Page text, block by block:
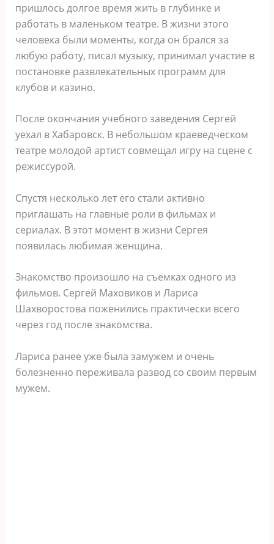
пришлось долгое время жить в глубинке и
работать в маленьком театре. В жизни этого
человека были моменты, когда он брался за
любую работу, писал музыку, принимал участие в
постановке развлекательных программ для
клубов и казино.
После окончания учебного заведения Сергей
уехал в Хабаровск. В небольшом краеведческом
театре молодой артист совмещал игру на сцене с
режиссурой.
Спустя несколько лет его стали активно
приглашать на главные роли в фильмах и
сериалах. В этот момент в жизни Сергея
появилась любимая женщина.
Знакомство произошло на съемках одного из
фильмов. Сергей Маховиков и Лариса
Шахворостова поженились практически всего
через год после знакомства.
Лариса ранее уже была замужем и очень
болезненно переживала развод со своим первым
мужем.